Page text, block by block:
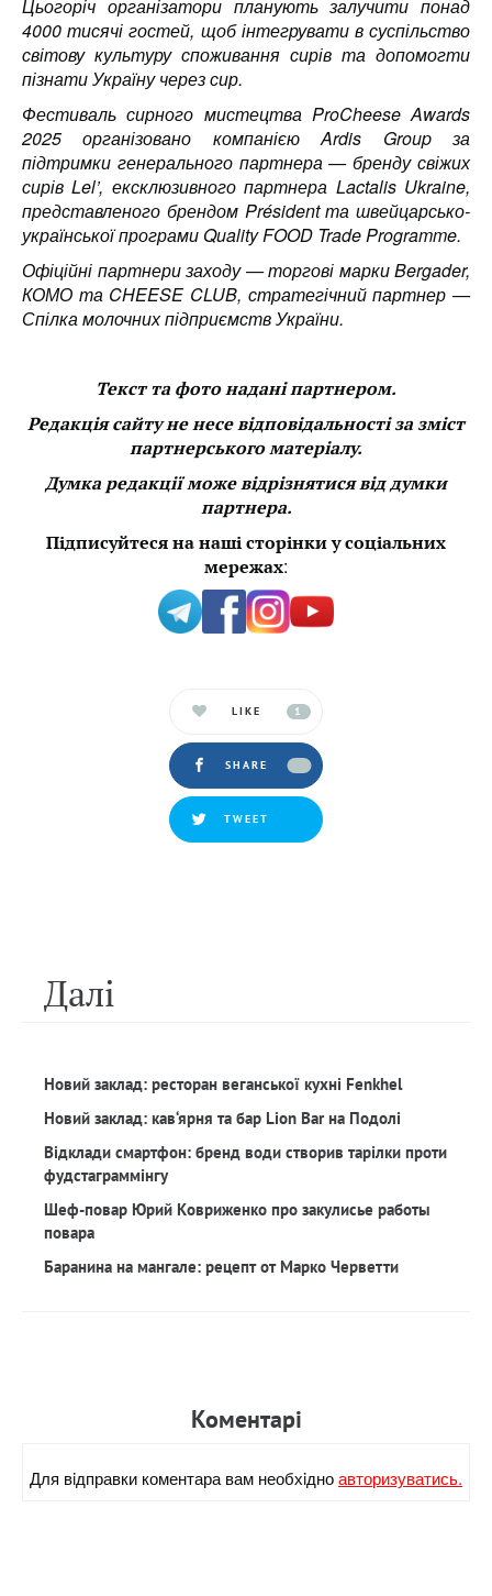
Цьогоріч організатори планують залучити понад
4000 тисячі гостей, щоб інтегрувати в суспільство
світову культуру споживання сирів та допомогти
пізнати Україну через сир.
Фестиваль сирного мистецтва ProCheese Awards
2025 організовано компанією Ardis Group за
підтримки генерального партнера — бренду свіжих
сирів Lel’, ексклюзивного партнера Lactalis Ukraine,
представленого брендом Président та швейцарсько-
української програми Quality FOOD Trade Programme.
Офіційні партнери заходу — торгові марки Bergader,
КОМО та CHEESE CLUB, стратегічний партнер —
Спілка молочних підприємств України.
Текст та фото надані партнером.
Редакція сайту не несе відповідальності за зміст
партнерського матеріалу.
Думка редакції може відрізнятися від думки
партнера.
Підписуйтеся на наші сторінки у соціальних
мережах:
LIKE 1
SHARE
TWEET
Далi
Новий заклад: ресторан веганської кухні Fenkhel
Новий заклад: кав‘ярня та бар Lion Bar на Подолі
Відклади смартфон: бренд води створив тарілки проти
фудстаграммінгу
Шеф-повар Юрий Ковриженко про закулисье работы
повара
Баранина на мангале: рецепт от Марко Черветти
Коментарi
Для вiдправки коментара вам необхiдноавторизуватись.